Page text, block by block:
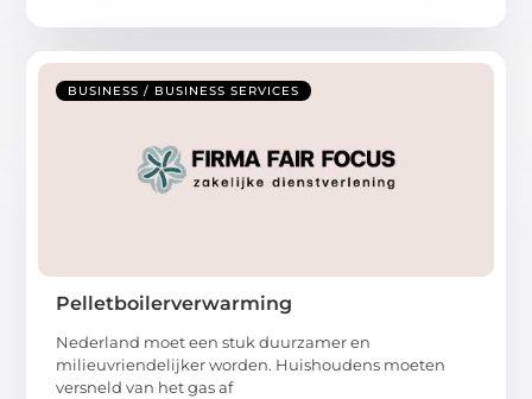
BUSINESS / BUSINESS SERVICES
Pelletboilerverwarming
Nederland moet een stuk duurzamer en
milieuvriendelijker worden. Huishoudens moeten
versneld van het gas af